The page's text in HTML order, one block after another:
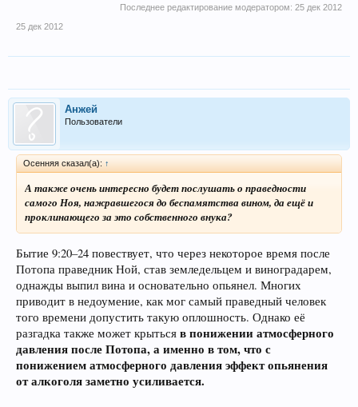
Последнее редактирование модератором: 25 дек 2012
25 дек 2012
Анжей
Пользователи
Осенняя сказал(а): ↑
А также очень интересно будет послушать о праведности
самого Ноя, нажравшегося до беспамятства вином, да ещё и
проклинающего за это собственного внука?
Бытие 9:20–24 повествует, что через некоторое время после
Потопа праведник Ной, став земледельцем и виноградарем,
однажды выпил вина и основательно опьянел. Многих
приводит в недоумение, как мог самый праведный человек
того времени допустить такую оплошность. Однако её
разгадка также может крыться в понижении атмосферного
давления после Потопа, а именно в том, что с
понижением атмосферного давления эффект опьянения
от алкоголя заметно усиливается.